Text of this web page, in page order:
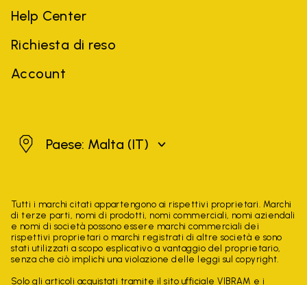
Help Center
Richiesta di reso
Account
MaltaPaese: Malta (IT)
Tutti i marchi citati appartengono ai rispettivi proprietari. Marchi
di terze parti, nomi di prodotti, nomi commerciali, nomi aziendali
e nomi di società possono essere marchi commerciali dei
rispettivi proprietari o marchi registrati di altre società e sono
stati utilizzati a scopo esplicativo a vantaggio del proprietario,
senza che ciò implichi una violazione delle leggi sul copyright.
Solo gli articoli acquistati tramite il sito ufficiale VIBRAM e i